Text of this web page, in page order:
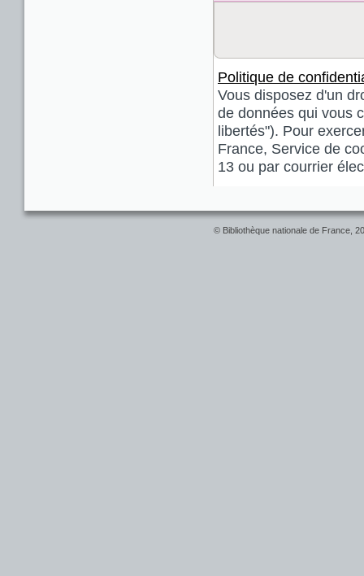
Politique de
Vous disposez d'un
de données qui vous
libertés"). Pour
France, Service de
13 ou par courrier
© Bibliothèque nationale de France,